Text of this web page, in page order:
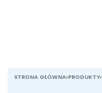
STRONA GŁÓWNA›PRODUKTY›